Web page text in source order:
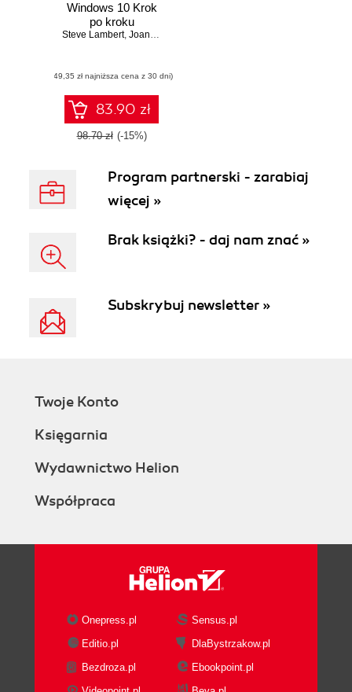
Windows 10 Krok
po kroku
Steve Lambert, Joan Lambert
(49,35 zł najniższa cena z 30 dni)
83.90 zł
98.70 zł (-15%)
Program partnerski - zarabiaj
więcej »
Brak książki? - daj nam znać »
Subskrybuj newsletter »
Twoje Konto
Księgarnia
Wydawnictwo Helion
Współpraca
Onepress.pl
Sensus.pl
Editio.pl
DlaBystrzakow.pl
Bezdroza.pl
Ebookpoint.pl